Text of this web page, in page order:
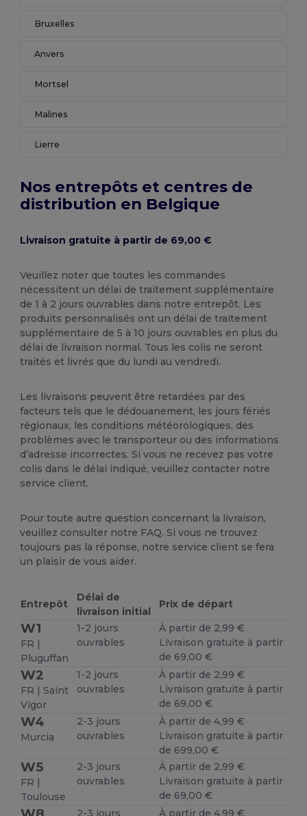
Bruxelles
Anvers
Mortsel
Malines
Lierre
Nos entrepôts et centres de
distribution en Belgique
Livraison gratuite à partir de 69,00 €
Veuillez noter que toutes les commandes
nécessitent un délai de traitement supplémentaire
de 1 à 2 jours ouvrables dans notre entrepôt. Les
produits personnalisés ont un délai de traitement
supplémentaire de 5 à 10 jours ouvrables en plus du
délai de livraison normal. Tous les colis ne seront
traités et livrés que du lundi au vendredi.
Les livraisons peuvent être retardées par des
facteurs tels que le dédouanement, les jours fériés
régionaux, les conditions météorologiques, des
problèmes avec le transporteur ou des informations
d’adresse incorrectes. Si vous ne recevez pas votre
colis dans le délai indiqué, veuillez contacter notre
service client.
Pour toute autre question concernant la livraison,
veuillez consulter notre FAQ. Si vous ne trouvez
toujours pas la réponse, notre service client se fera
un plaisir de vous aider.
Entrepôt
Délai de
livraison initial
Prix de départ
W1
FR |
Pluguffan
1-2 jours
ouvrables
À partir de 2,99 €
Livraison gratuite à partir
de 69,00 €
W2
FR | Saint
Vigor
1-2 jours
ouvrables
À partir de 2,99 €
Livraison gratuite à partir
de 69,00 €
W4
Murcia
2-3 jours
ouvrables
À partir de 4,99 €
Livraison gratuite à partir
de 699,00 €
W5
FR |
Toulouse
2-3 jours
ouvrables
À partir de 2,99 €
Livraison gratuite à partir
de 69,00 €
2-3 jours À partir de 4,99 €